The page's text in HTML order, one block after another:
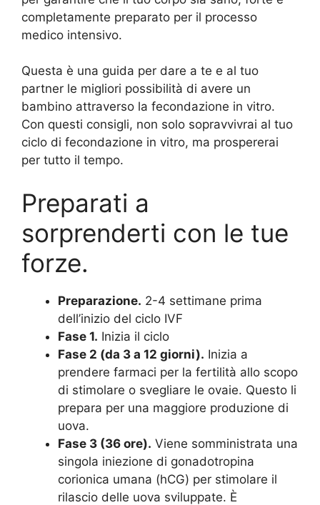
completamente preparato per il processo
medico intensivo.
Questa è una guida per dare a te e al tuo
partner le migliori possibilità di avere un
bambino attraverso la fecondazione in vitro.
Con questi consigli, non solo sopravvivrai al tuo
ciclo di fecondazione in vitro, ma prospererai
per tutto il tempo.
Preparati a
sorprenderti con le tue
forze.
Preparazione. 2-4 settimane prima
dell’inizio del ciclo IVF
Fase 1. Inizia il ciclo
Fase 2 (da 3 a 12 giorni). Inizia a
prendere farmaci per la fertilità allo scopo
di stimolare o svegliare le ovaie. Questo li
prepara per una maggiore produzione di
uova.
Fase 3 (36 ore). Viene somministrata una
singola iniezione di gonadotropina
corionica umana (hCG) per stimolare il
rilascio delle uova sviluppate. È